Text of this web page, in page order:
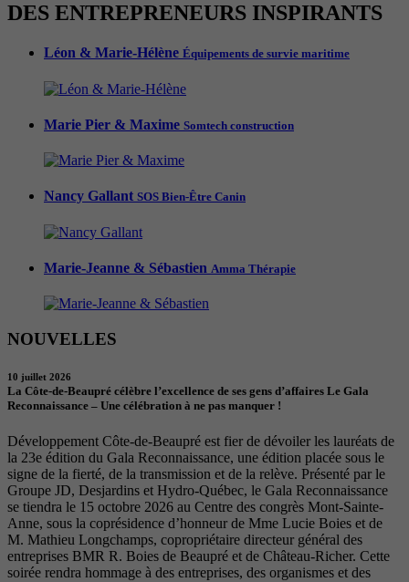
DES ENTREPRENEURS INSPIRANTS
Léon & Marie-Hélène Équipements de survie maritime
Marie Pier & Maxime Somtech construction
Nancy Gallant SOS Bien-Être Canin
Marie-Jeanne & Sébastien Amma Thérapie
NOUVELLES
10 juillet 2026
La Côte-de-Beaupré célèbre l’excellence de ses gens d’affaires Le Gala
Reconnaissance – Une célébration à ne pas manquer !
Développement Côte-de-Beaupré est fier de dévoiler les lauréats de
la 23e édition du Gala Reconnaissance, une édition placée sous le
signe de la fierté, de la transmission et de la relève. Présenté par le
Groupe JD, Desjardins et Hydro-Québec, le Gala Reconnaissance
se tiendra le 15 octobre 2026 au Centre des congrès Mont-Sainte-
Anne, sous la coprésidence d’honneur de Mme Lucie Boies et de
M. Mathieu Longchamps, copropriétaire directeur général des
entreprises BMR R. Boies de Beaupré et de Château-Richer. Cette
soirée rendra hommage à des entreprises, des organismes et des